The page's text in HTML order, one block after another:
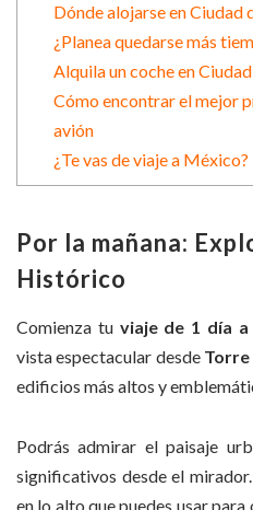
Dónde alojarse en Ciudad
¿Planea quedarse más
Alquila un coche en
Cómo encontrar el mejor
avión
¿Te vas de viaje a
Por la mañana:
Histórico
Comienza tu viaje de 1 día
vista espectacular desde Torre
edificios más altos y
Podrás admirar el paisaje
significativos desde el
en lo alto que puedes usar